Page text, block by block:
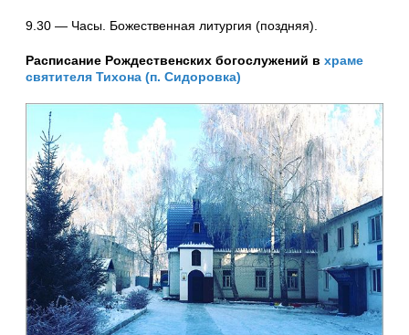
9.30 — Часы. Божественная литургия (поздняя).
Расписание Рождественских богослужений в храме
святителя Тихона (п. Сидоровка)